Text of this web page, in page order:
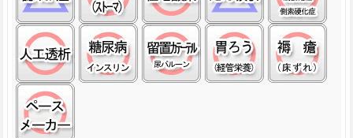
人工透析:○ 糖尿病(インスリン):○留置カテーテル(尿バルーン
経管栄養(胃ろ
褥
ペースメーカ:○